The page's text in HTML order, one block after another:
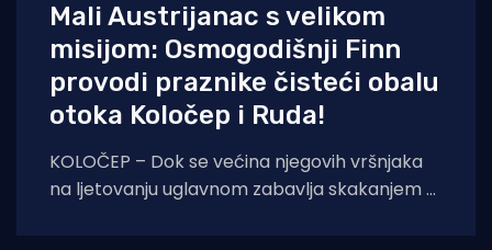
Mali Austrijanac s velikom
misijom: Osmogodišnji Finn
provodi praznike čisteći obalu
otoka Koločep i Ruda!
KOLOČEP – Dok se većina njegovih vršnjaka
na ljetovanju uglavnom zabavlja skakanjem u